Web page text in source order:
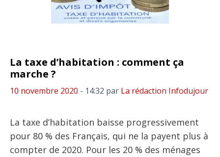
La taxe d’habitation : comment ça
marche ?
10 novembre 2020 - 14:32 par La rédaction Infodujour
La taxe d’habitation baisse progressivement
pour 80 % des Français, qui ne la payent plus à
compter de 2020. Pour les 20 % des ménages